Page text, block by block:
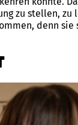
zu stellen, zu
denn